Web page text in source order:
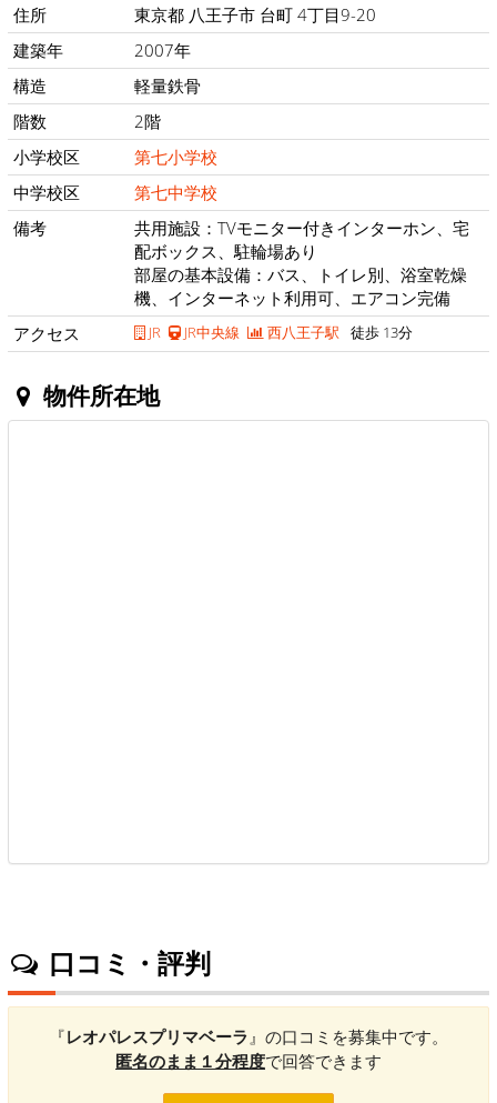
住所
東京都 八王子市 台町 4丁目9-20
建築年
2007年
構造
軽量鉄骨
階数
2階
小学校区
第七小学校
中学校区
第七中学校
備考
共用施設：TVモニター付きインターホン、宅
配ボックス、駐輪場あり
部屋の基本設備：バス、トイレ別、浴室乾燥
機、インターネット利用可、エアコン完備
アクセス
JR JR中央線 西八王子駅 徒歩 13分
物件所在地
口コミ・評判
『レオパレスプリマベーラ 』の口コミを募集中です。
匿名のまま１分程度で回答できます